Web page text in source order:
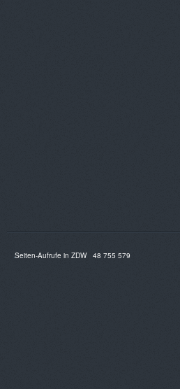
Seiten-Aufrufe in ZDW 48 755 579